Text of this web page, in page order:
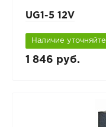
UG1-5 12V
Наличие уточняйте
1 846 руб.